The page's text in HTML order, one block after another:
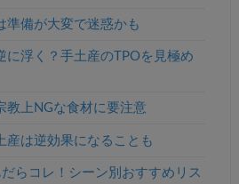
準備が大変で迷惑かも
に浮く？手土産のTPOを見極め
教上NGな食材に要注意
産は逆効果になることも
らコレ！シーン別おすすめリス